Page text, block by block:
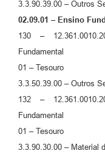
3.3.90.39.00 – Outros
02.09.01 – Ensino
130 –
Fundamental
01 – Tesouro
3.3.50.39.00 – Outros
132 –
Fundamental
01 – Tesouro
3.3.90.30.00 –